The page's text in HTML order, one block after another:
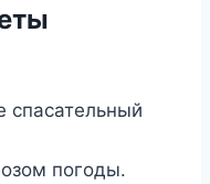
спасательный
погоды.